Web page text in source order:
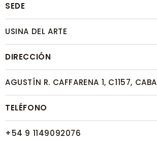
SEDE
USINA DEL ARTE
DIRECCIÓN
AGUSTÍN R. CAFFARENA 1, C1157, CABA
TELÉFONO
+54 9 1149092076